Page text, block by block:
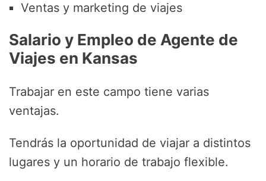
Ventas y marketing de viajes
Salario y Empleo de Agente de
Viajes en Kansas
Trabajar en este campo tiene varias
ventajas.
Tendrás la oportunidad de viajar a distintos
lugares y un horario de trabajo flexible.